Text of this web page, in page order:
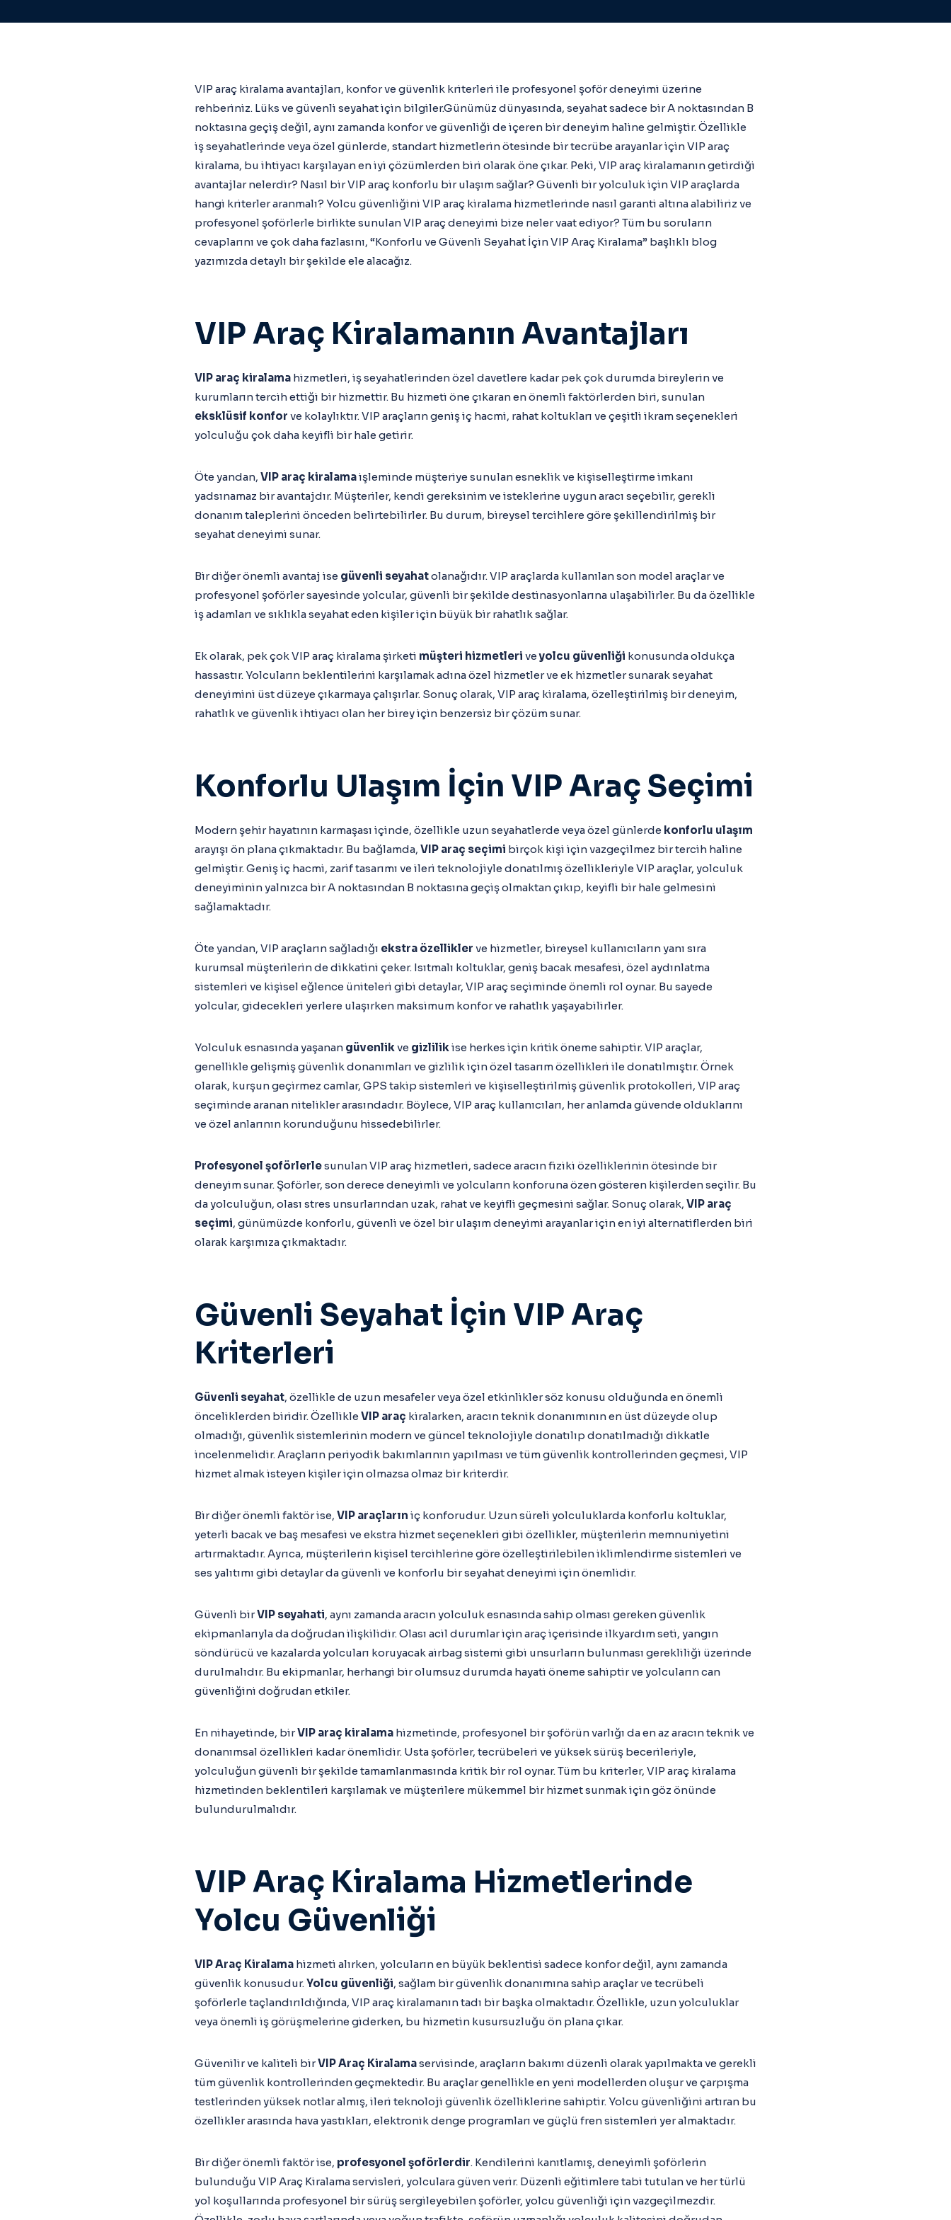
VIP araç kiralama avantajları, konfor ve güvenlik kriterleri ile profesyonel şoför deneyimi üzerine
rehberiniz. Lüks ve güvenli seyahat için bilgiler.Günümüz dünyasında, seyahat sadece bir A noktasından B
noktasına geçiş değil, aynı zamanda konfor ve güvenliği de içeren bir deneyim haline gelmiştir. Özellikle
iş seyahatlerinde veya özel günlerde, standart hizmetlerin ötesinde bir tecrübe arayanlar için VIP araç
kiralama, bu ihtiyacı karşılayan en iyi çözümlerden biri olarak öne çıkar. Peki, VIP araç kiralamanın getirdiği
avantajlar nelerdir? Nasıl bir VIP araç konforlu bir ulaşım sağlar? Güvenli bir yolculuk için VIP araçlarda
hangi kriterler aranmalı? Yolcu güvenliğini VIP araç kiralama hizmetlerinde nasıl garanti altına alabiliriz ve
profesyonel şoförlerle birlikte sunulan VIP araç deneyimi bize neler vaat ediyor? Tüm bu soruların
cevaplarını ve çok daha fazlasını, “Konforlu ve Güvenli Seyahat İçin VIP Araç Kiralama” başlıklı blog
yazımızda detaylı bir şekilde ele alacağız.
VIP Araç Kiralamanın Avantajları
VIP araç kiralama hizmetleri, iş seyahatlerinden özel davetlere kadar pek çok durumda bireylerin ve
kurumların tercih ettiği bir hizmettir. Bu hizmeti öne çıkaran en önemli faktörlerden biri, sunulan
eksklüsif konfor ve kolaylıktır. VIP araçların geniş iç hacmi, rahat koltukları ve çeşitli ikram seçenekleri
yolculuğu çok daha keyifli bir hale getirir.
Öte yandan, VIP araç kiralamaişleminde müşteriye sunulan esneklik ve kişiselleştirme imkanı
yadsınamaz bir avantajdır. Müşteriler, kendi gereksinim ve isteklerine uygun aracı seçebilir, gerekli
donanım taleplerini önceden belirtebilirler. Bu durum, bireysel tercihlere göre şekillendirilmiş bir
seyahat deneyimi sunar.
Bir diğer önemli avantaj ise güvenli seyahatolanağıdır. VIP araçlarda kullanılan son model araçlar ve
profesyonel şoförler sayesinde yolcular, güvenli bir şekilde destinasyonlarına ulaşabilirler. Bu da özellikle
iş adamları ve sıklıkla seyahat eden kişiler için büyük bir rahatlık sağlar.
Ek olarak, pek çok VIP araç kiralama şirketi müşteri hizmetleri veyolcu güvenliği konusunda oldukça
hassastır. Yolcuların beklentilerini karşılamak adına özel hizmetler ve ek hizmetler sunarak seyahat
deneyimini üst düzeye çıkarmaya çalışırlar. Sonuç olarak, VIP araç kiralama, özelleştirilmiş bir deneyim,
rahatlık ve güvenlik ihtiyacı olan her birey için benzersiz bir çözüm sunar.
Konforlu Ulaşım İçin VIP Araç Seçimi
Modern şehir hayatının karmaşası içinde, özellikle uzun seyahatlerde veya özel günlerde konforlu ulaşım
arayışı ön plana çıkmaktadır. Bu bağlamda, VIP araç seçimi birçok kişi için vazgeçilmez bir tercih haline
gelmiştir. Geniş iç hacmi, zarif tasarımı ve ileri teknolojiyle donatılmış özellikleriyle VIP araçlar, yolculuk
deneyiminin yalnızca bir A noktasından B noktasına geçiş olmaktan çıkıp, keyifli bir hale gelmesini
sağlamaktadır.
Öte yandan, VIP araçların sağladığı ekstra özellikler ve hizmetler, bireysel kullanıcıların yanı sıra
kurumsal müşterilerin de dikkatini çeker. Isıtmalı koltuklar, geniş bacak mesafesi, özel aydınlatma
sistemleri ve kişisel eğlence üniteleri gibi detaylar, VIP araç seçiminde önemli rol oynar. Bu sayede
yolcular, gidecekleri yerlere ulaşırken maksimum konfor ve rahatlık yaşayabilirler.
Yolculuk esnasında yaşanan güvenlikve gizlilikise herkes için kritik öneme sahiptir. VIP araçlar,
genellikle gelişmiş güvenlik donanımları ve gizlilik için özel tasarım özellikleri ile donatılmıştır. Örnek
olarak, kurşun geçirmez camlar, GPS takip sistemleri ve kişiselleştirilmiş güvenlik protokolleri, VIP araç
seçiminde aranan nitelikler arasındadır. Böylece, VIP araç kullanıcıları, her anlamda güvende olduklarını
ve özel anlarının korunduğunu hissedebilirler.
Profesyonel şoförlerlesunulan VIP araç hizmetleri, sadece aracın fiziki özelliklerinin ötesinde bir
deneyim sunar. Şoförler, son derece deneyimli ve yolcuların konforuna özen gösteren kişilerden seçilir. Bu
da yolculuğun, olası stres unsurlarından uzak, rahat ve keyifli geçmesini sağlar. Sonuç olarak, VIP araç
seçimi, günümüzde konforlu, güvenli ve özel bir ulaşım deneyimi arayanlar için en iyi alternatiflerden biri
olarak karşımıza çıkmaktadır.
Güvenli Seyahat İçin VIP Araç
Kriterleri
Güvenli seyahat, özellikle de uzun mesafeler veya özel etkinlikler söz konusu olduğunda en önemli
önceliklerden biridir. Özellikle VIP araç kiralarken, aracın teknik donanımının en üst düzeyde olup
olmadığı, güvenlik sistemlerinin modern ve güncel teknolojiyle donatılıp donatılmadığı dikkatle
incelenmelidir. Araçların periyodik bakımlarının yapılması ve tüm güvenlik kontrollerinden geçmesi, VIP
hizmet almak isteyen kişiler için olmazsa olmaz bir kriterdir.
Bir diğer önemli faktör ise, VIP araçların iç konforudur. Uzun süreli yolculuklarda konforlu koltuklar,
yeterli bacak ve baş mesafesi ve ekstra hizmet seçenekleri gibi özellikler, müşterilerin memnuniyetini
artırmaktadır. Ayrıca, müşterilerin kişisel tercihlerine göre özelleştirilebilen iklimlendirme sistemleri ve
ses yalıtımı gibi detaylar da güvenli ve konforlu bir seyahat deneyimi için önemlidir.
Güvenli birVIP seyahati, aynı zamanda aracın yolculuk esnasında sahip olması gereken güvenlik
ekipmanlarıyla da doğrudan ilişkilidir. Olası acil durumlar için araç içerisinde ilkyardım seti, yangın
söndürücü ve kazalarda yolcuları koruyacak airbag sistemi gibi unsurların bulunması gerekliliği üzerinde
durulmalıdır. Bu ekipmanlar, herhangi bir olumsuz durumda hayati öneme sahiptir ve yolcuların can
güvenliğini doğrudan etkiler.
En nihayetinde, birVIP araç kiralama hizmetinde, profesyonel bir şoförün varlığı da en az aracın teknik ve
donanımsal özellikleri kadar önemlidir. Usta şoförler, tecrübeleri ve yüksek sürüş becerileriyle,
yolculuğun güvenli bir şekilde tamamlanmasında kritik bir rol oynar. Tüm bu kriterler, VIP araç kiralama
hizmetinden beklentileri karşılamak ve müşterilere mükemmel bir hizmet sunmak için göz önünde
bulundurulmalıdır.
VIP Araç Kiralama Hizmetlerinde
Yolcu Güvenliği
VIP Araç Kiralama hizmeti alırken, yolcuların en büyük beklentisi sadece konfor değil, aynı zamanda
güvenlik konusudur.Yolcu güvenliği, sağlam bir güvenlik donanımına sahip araçlar ve tecrübeli
şoförlerle taçlandırıldığında, VIP araç kiralamanın tadı bir başka olmaktadır. Özellikle, uzun yolculuklar
veya önemli iş görüşmelerine giderken, bu hizmetin kusursuzluğu ön plana çıkar.
Güvenilir ve kaliteli birVIP Araç Kiralamaservisinde, araçların bakımı düzenli olarak yapılmakta ve gerekli
tüm güvenlik kontrollerinden geçmektedir. Bu araçlar genellikle en yeni modellerden oluşur ve çarpışma
testlerinden yüksek notlar almış, ileri teknoloji güvenlik özelliklerine sahiptir. Yolcu güvenliğini artıran bu
özellikler arasında hava yastıkları, elektronik denge programları ve güçlü fren sistemleri yer almaktadır.
Bir diğer önemli faktör ise, profesyonel şoförlerdir. Kendilerini kanıtlamış, deneyimli şoförlerin
bulunduğu VIP Araç Kiralama servisleri, yolculara güven verir. Düzenli eğitimlere tabi tutulan ve her türlü
yol koşullarında profesyonel bir sürüş sergileyebilen şoförler, yolcu güvenliği için vazgeçilmezdir.